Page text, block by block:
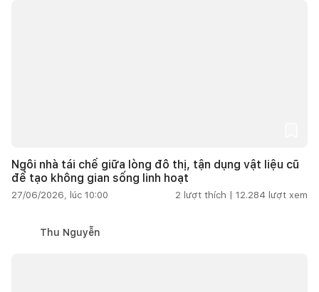
Ngôi nhà tái chế giữa lòng đô thị, tận dụng vật liệu cũ
để tạo không gian sống linh hoạt
27/06/2026, lúc 10:00 2 lượt thích | 12.284 lượt xem
Thu Nguyễn